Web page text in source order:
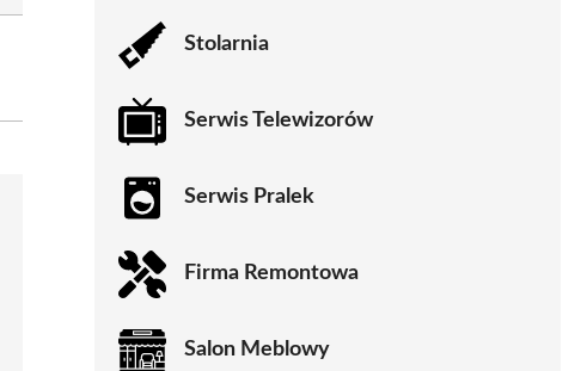
Stolarnia
Serwis Telewizorów
Serwis Pralek
Firma Remontowa
Salon Meblowy